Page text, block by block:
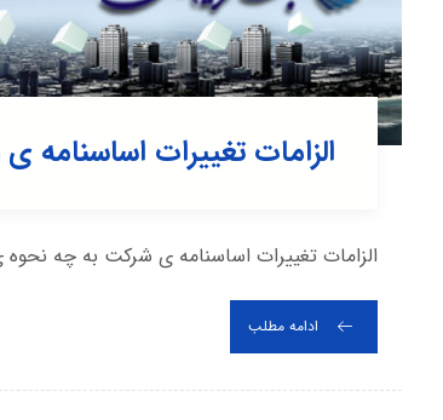
الزامات تغییرات اساسنامه
الزامات تغییرات اساسنامه ی شرکت به چه
ادامه مطلب